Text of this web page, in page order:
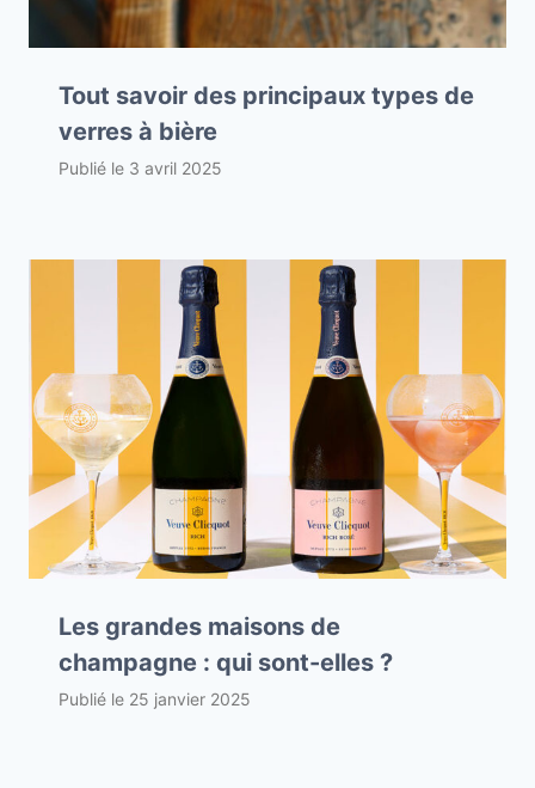
Tout savoir des principaux types de
verres à bière
Publié le 3 avril 2025
Les grandes maisons de
champagne : qui sont-elles ?
Publié le 25 janvier 2025